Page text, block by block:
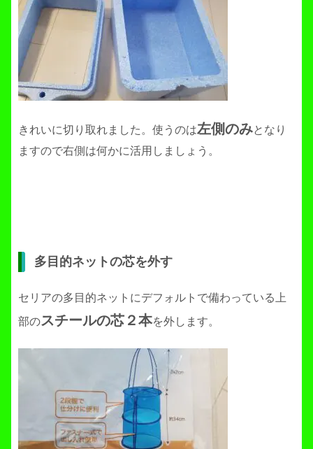
きれいに切り取れました。使うのは左側のみとなり
ますので右側は何かに活用しましょう。
多目的ネットの芯を外す
セリアの多目的ネットにデフォルトで備わっている上
部のスチールの芯２本を外します。